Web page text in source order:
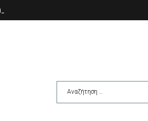
στο λιμάνι και η